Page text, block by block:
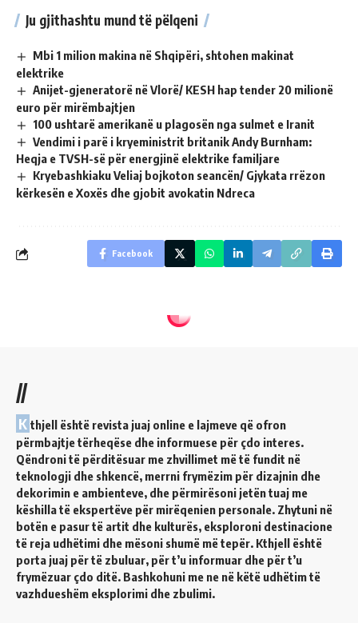
Ju gjithashtu mund të pëlqeni
Mbi 1 milion makina në Shqipëri, shtohen makinat
elektrike
Anijet-gjeneratorë në Vlorë/ KESH hap tender 20 milionë
euro për mirëmbajtjen
100 ushtarë amerikanë u plagosën nga sulmet e Iranit
Vendimi i parë i kryeministrit britanik Andy Burnham:
Heqja e TVSH-së për energjinë elektrike familjare
Kryebashkiaku Veliaj bojkoton seancën/ Gjykata rrëzon
kërkesën e Xoxës dhe gjobit avokatin Ndreca
Facebook
//
K thjell është revista juaj online e lajmeve që ofron
përmbajtje tërheqëse dhe informuese për çdo interes.
Qëndroni të përditësuar me zhvillimet më të fundit në
teknologji dhe shkencë, merrni frymëzim për dizajnin dhe
dekorimin e ambienteve, dhe përmirësoni jetën tuaj me
këshilla të ekspertëve për mirëqenien personale. Zhytuni në
botën e pasur të artit dhe kulturës, eksploroni destinacione
të reja udhëtimi dhe mësoni shumë më tepër. Kthjell është
porta juaj për të zbuluar, për t’u informuar dhe për t’u
frymëzuar çdo ditë. Bashkohuni me ne në këtë udhëtim të
vazhdueshëm eksplorimi dhe zbulimi.